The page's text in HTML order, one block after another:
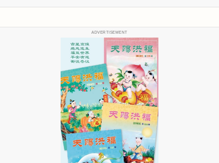
ADVERTISEMENT